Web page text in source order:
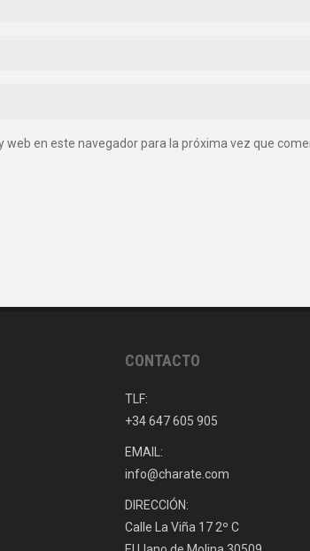
web en este navegador para la próxima vez que
CONTACTO
TLF:
+34 647 605 905
EMAIL:
info@charate.com
DIRECCIÓN:
Calle La Viña 17 2º C